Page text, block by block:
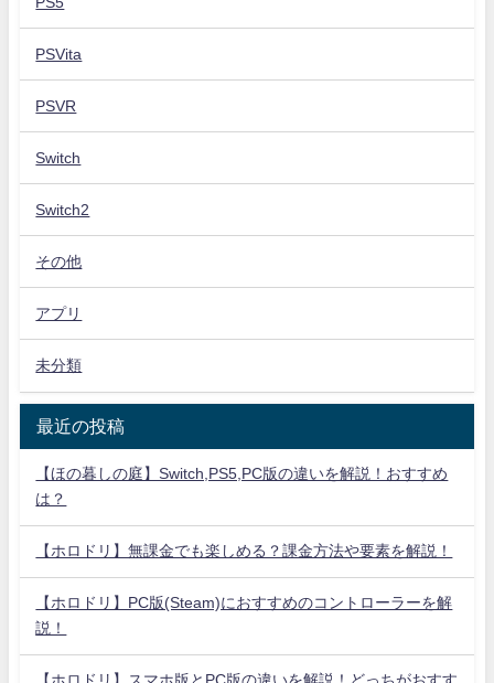
PSVita
PSVR
Switch
Switch2
その他
アプリ
未分類
最近の投稿
【ほの暮しの庭】Switch,PS5,PC版の違いを解説！おすすめ
は？
【ホロドリ】無課金でも楽しめる？課金方法や要素を解説！
【ホロドリ】PC版(Steam)におすすめのコントローラーを解
説！
【ホロドリ】スマホ版とPC版の違いを解説！どっちがおすす